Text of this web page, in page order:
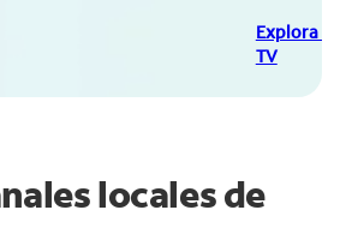
Explora
TV
locales de